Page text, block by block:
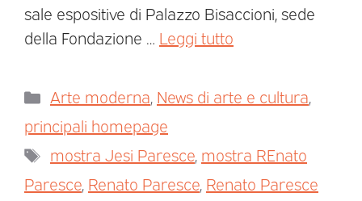
sale espositive di Palazzo Bisaccioni, sede
della Fondazione … Leggi tutto
Arte moderna News di arte e cultura
principali homepage
mostra Jesi Paresce mostra REnato
Paresce Renato Paresce Renato Paresce